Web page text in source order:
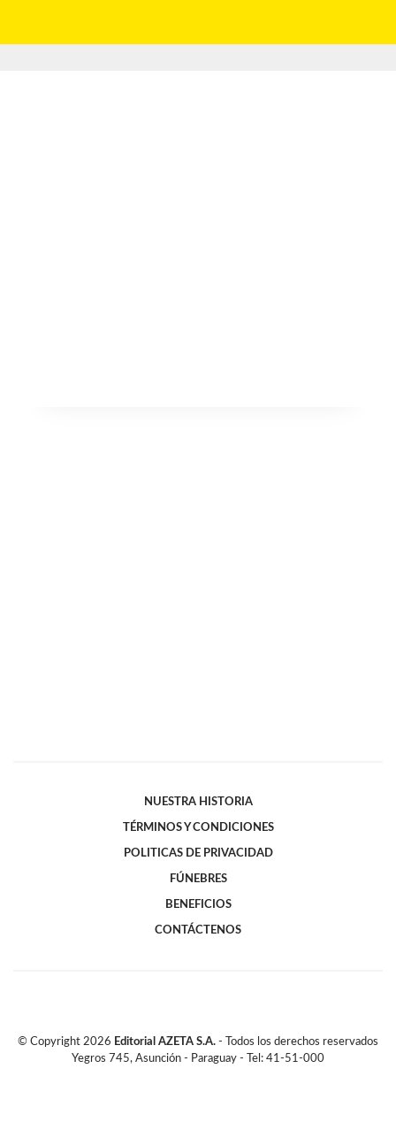
NUESTRA HISTORIA
TÉRMINOS Y CONDICIONES
POLITICAS DE PRIVACIDAD
FÚNEBRES
BENEFICIOS
CONTÁCTENOS
© Copyright 2026 Editorial AZETA S.A. - Todos los derechos reservados
Yegros 745, Asunción - Paraguay - Tel: 41-51-000